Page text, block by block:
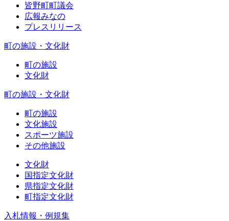
皆野町町議会
広報みなの
プレスリリース
町の施設・文化財
町の施設
文化財
町の施設・文化財
町の施設
文化施設
スポーツ施設
その他施設
文化財
国指定文化財
県指定文化財
町指定文化財
入札情報・例規集